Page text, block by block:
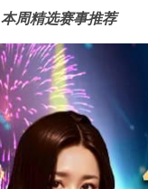
本周精选赛事推荐